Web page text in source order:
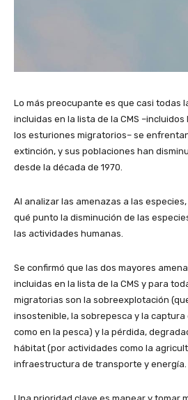
Lo más preocupante es que casi todas
incluidas en la lista de la CMS
los esturiones migratorios– se
extinción, y sus poblaciones han
desde la década de 1970.
Al analizar las amenazas a las
qué punto la disminución de las
las actividades humanas.
Se confirmó que las dos mayores
incluidas en la lista de la CMS y para
migratorias son la sobreexplotación
insostenible, la sobrepesca y la
como en la pesca) y la pérdida,
hábitat (por actividades como la
infraestructura de transporte y energía.